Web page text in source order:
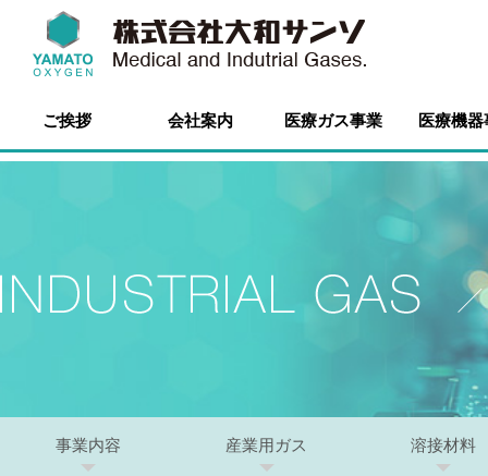
ご挨拶 会社案内 医療ガス事業 医療機器
事業内容 産業用ガス 溶接材料